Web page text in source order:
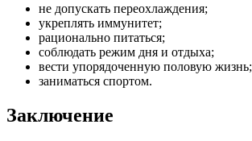
не допускать переохлаждения;
укреплять иммунитет;
рационально питаться;
соблюдать режим дня и отдыха;
вести упорядоченную половую жизнь;
заниматься спортом.
Заключение